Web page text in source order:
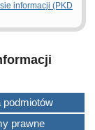
informacji (PKD
podmiotów
prawne